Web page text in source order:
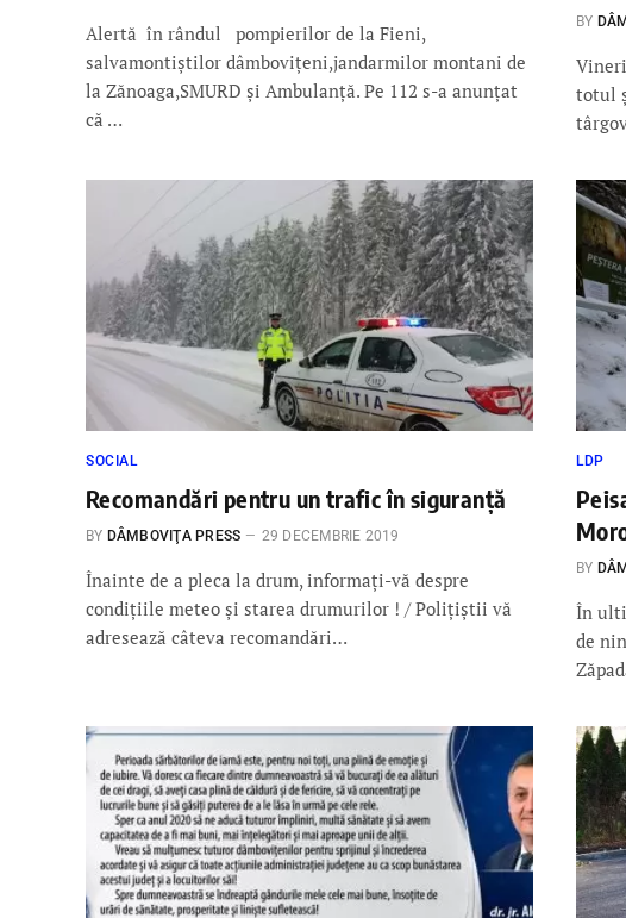
Alertă în rândul pompierilor de la Fieni,
salvamontiştilor dâmboviţeni,jandarmilor montani de
la Zănoaga,SMURD şi Ambulanţă. Pe 112 s-a anunţat
că …
BY
totul
SOCIAL
Recomandări pentru un trafic în siguranţă
BY DÂMBOVIŢA PRESS 29 DECEMBRIE 2019
Înainte de a pleca la drum, informaţi-vă despre
condiţiile meteo şi starea drumurilor ! / Poliţiştii vă
adresează câteva recomandări…
LDP
BY
În
de